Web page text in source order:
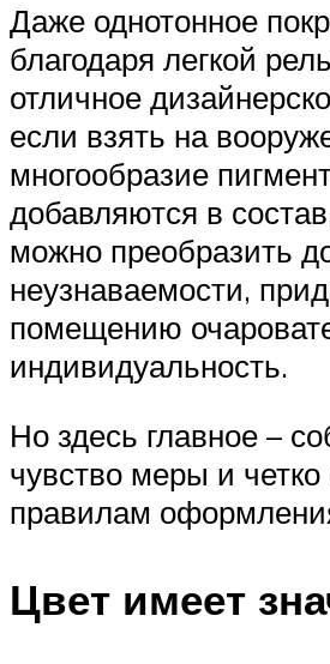
Даже однотонное
благодаря легкой
отличное
если взять на
многообразие
добавляются в
можно преобразить
неузнаваемости,
помещению
индивидуальность.
Но здесь главное –
чувство меры и четко
правилам
Цвет имеет